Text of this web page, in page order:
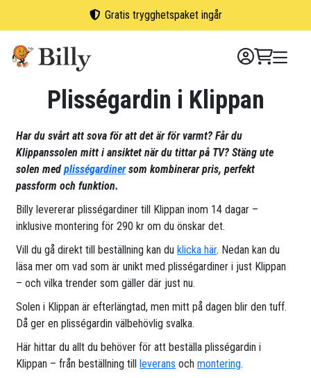
Gratis trygghetspaket ingår
Plisségardin i Klippan
Har du svårt att sova för att det är för varmt? Får du
Klippanssolen mitt i ansiktet när du tittar på TV? Stäng ute
solen medplisségardinersom kombinerar pris, perfekt
passform och funktion.
Billy levererar plisségardiner till Klippan inom 14 dagar –
inklusive montering för 290 kr om du önskar det.
Vill du gå direkt till beställning kan duklicka här. Nedan kan du
läsa mer om vad som är unikt med plisségardiner i just Klippan
– och vilka trender som gäller där just nu.
Solen i Klippan är efterlängtad, men mitt på dagen blir den tuff.
Då ger en plisségardin välbehövlig svalka.
Här hittar du allt du behöver för att beställa plisségardin i
Klippan – från beställning tillleverans ochmontering.